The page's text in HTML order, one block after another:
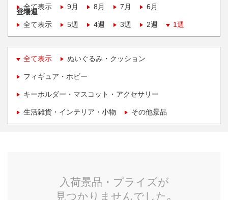
全て表示
9月 8月 7月 6月
登場週
全て表示
5週 4週 3週 2週 1週
全て表示 ぬいぐるみ・クッション
フィギュア・ホビー
キーホルダー・マスコット・アクセサリー
生活雑貨・インテリア・小物 その他景品